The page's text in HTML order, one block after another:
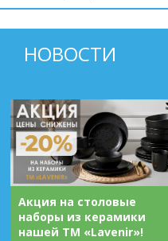
НОВОСТИ
Акция на столовые
наборы из керамики
нашей ТМ «Lavenir»!